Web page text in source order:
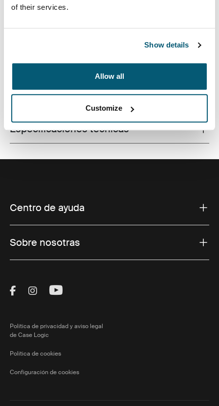
of their services.
Show details
Allow all
Customize
articulado con la cantidad justa de protección y
Todas las características
Especificaciones técnicas
Centro de ayuda
Sobre nosotras
Visit Thule on Facebook (external link)
Visit Thule on Instagram (external link)
Visit Thule on Youtube (external
Política de privacidad y aviso legal
de Case Logic
Política de cookies
Configuración de cookies